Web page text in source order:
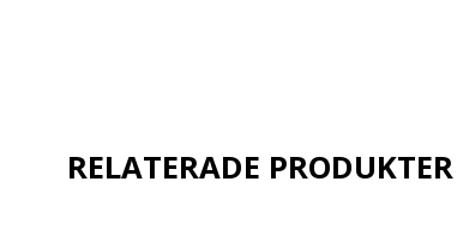
RELATERADE PRODUKTER